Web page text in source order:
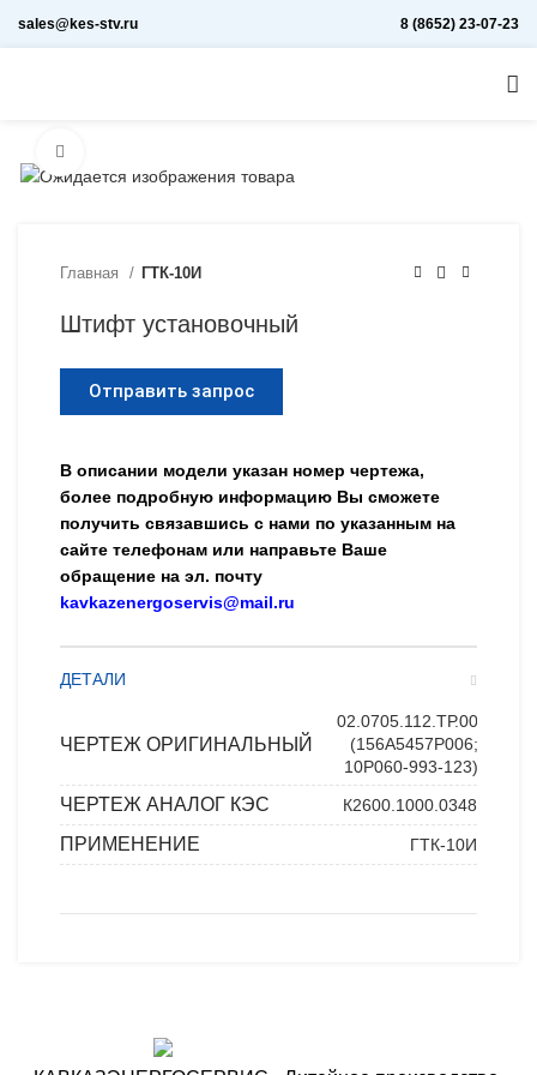
sales@kes-stv.ru 8 (8652) 23-07-23
Главная ГТК-10И
Штифт установочный
Отправить запрос
В описании модели указан номер чертежа,
более подробную информацию Вы сможете
получить связавшись с нами по указанным на
сайте телефонам или направьте Ваше
обращение на эл. почту
kavkazenergoservis@mail.ru
ДЕТАЛИ
ЧЕРТЕЖ ОРИГИНАЛЬНЫЙ
02.0705.112.ТР.00
(156A5457P006;
10P060-993-123)
ЧЕРТЕЖ АНАЛОГ КЭС К2600.1000.0348
ПРИМЕНЕНИЕ ГТК-10И